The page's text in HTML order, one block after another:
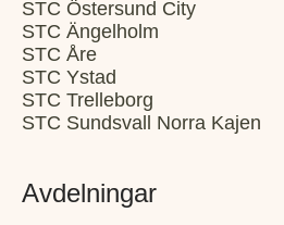
STC Östersund City
STC Ängelholm
STC Åre
STC Ystad
STC Trelleborg
STC Sundsvall Norra Kajen
Avdelningar